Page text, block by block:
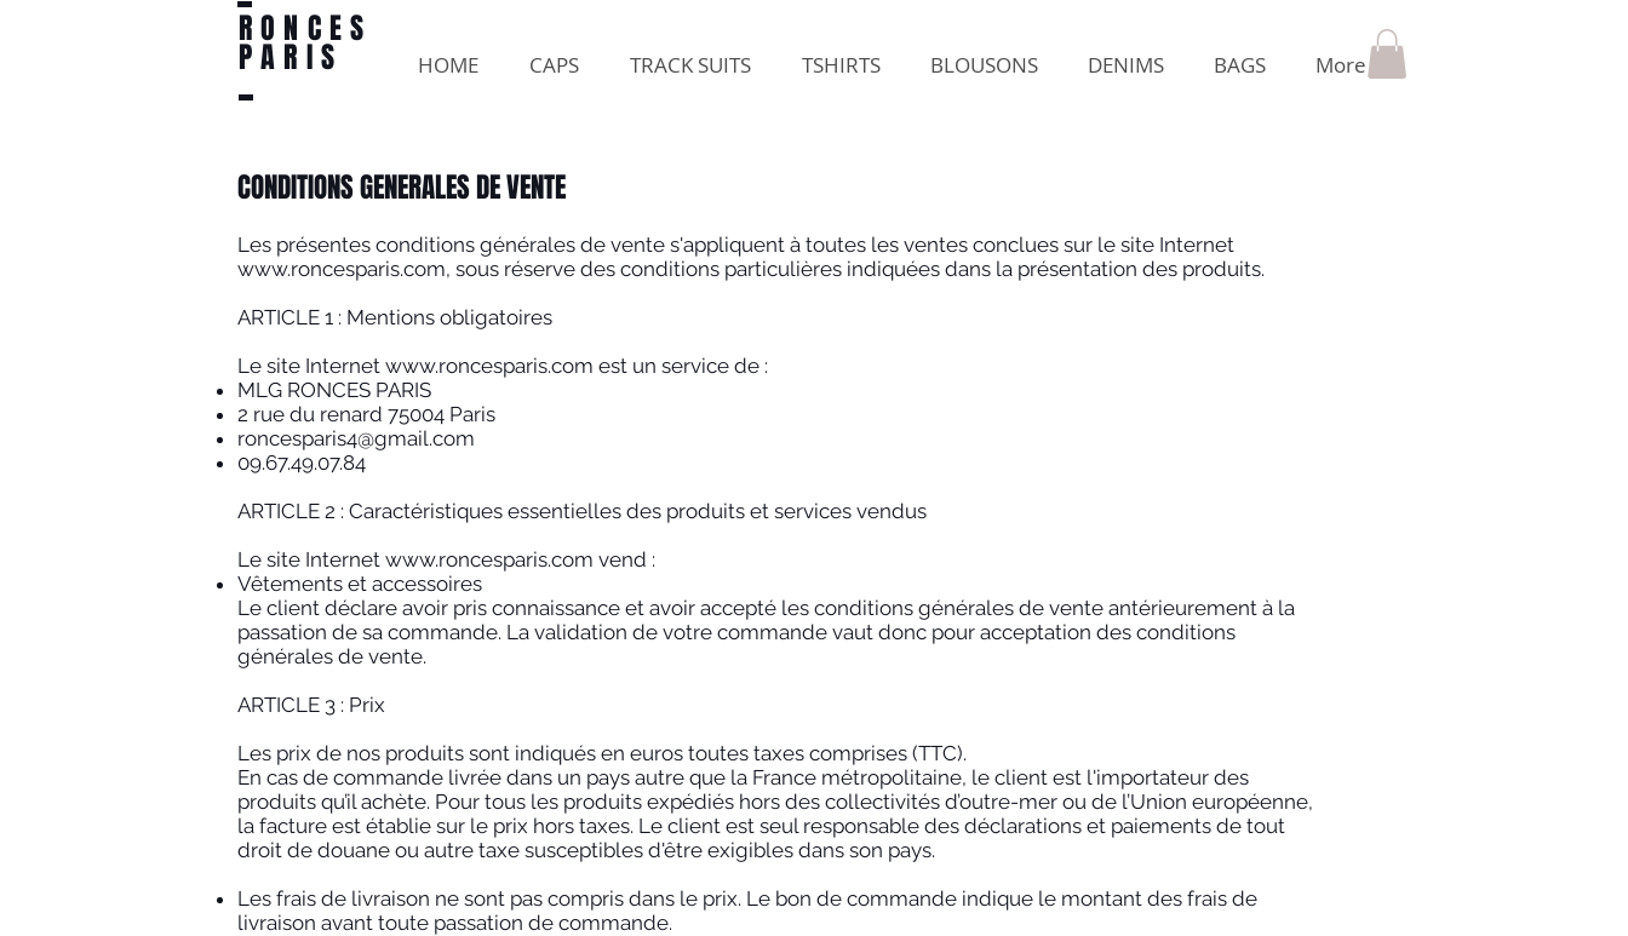
RONCES
PARIS HOME CAPS TRACK SUITS TSHIRTS BLOUSONS DENIMS BAGS More
CONDITIONS GENERALES DE VENTE
Les présentes conditions générales de vente s'appliquent à toutes les ventes conclues sur le site Internet
www.roncesparis.com, sous réserve des conditions particulières indiquées dans la présentation des produits.
ARTICLE 1 : Mentions obligatoires
Le site Internet www.roncesparis.com est un service de :
MLG RONCES PARIS
2 rue du renard 75004 Paris
roncesparis4@gmail.com
09.67.49.07.84
ARTICLE 2 : Caractéristiques essentielles des produits et services vendus
Le site Internet www.roncesparis.com vend :
Vêtements et accessoires
Le client déclare avoir pris connaissance et avoir accepté les conditions générales de vente antérieurement à la
passation de sa commande. La validation de votre commande vaut donc pour acceptation des conditions
générales de vente.
ARTICLE 3 : Prix
Les prix de nos produits sont indiqués en euros toutes taxes comprises (TTC).
En cas de commande livrée dans un pays autre que la France métropolitaine, le client est l'importateur des
produits qu’il achète. Pour tous les produits expédiés hors des collectivités d’outre-mer ou de l’Union européenne,
la facture est établie sur le prix hors taxes. Le client est seul responsable des déclarations et paiements de tout
droit de douane ou autre taxe susceptibles d'être exigibles dans son pays.
Les frais de livraison ne sont pas compris dans le prix. Le bon de commande indique le montant des frais de
livraison avant toute passation de commande.